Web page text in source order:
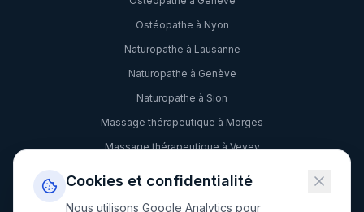
Ostéopathe à Nyon
Naturopathe à Lausanne
Naturopathe à Genève
Naturopathe à Sion
Massage thérapeutique à Morges
Massage thérapeutique à Vevey
Cookies et confidentialité
Nous utilisons Google Analytics pour